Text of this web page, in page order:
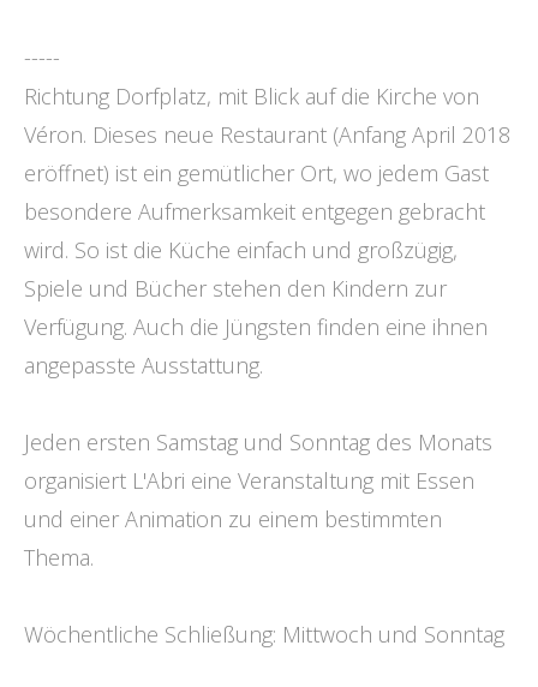
-----
Richtung Dorfplatz, mit Blick auf die Kirche von
Véron. Dieses neue Restaurant (Anfang April 2018
eröffnet) ist ein gemütlicher Ort, wo jedem Gast
besondere Aufmerksamkeit entgegen gebracht
wird. So ist die Küche einfach und großzügig,
Spiele und Bücher stehen den Kindern zur
Verfügung. Auch die Jüngsten finden eine ihnen
angepasste Ausstattung.
Jeden ersten Samstag und Sonntag des Monats
organisiert L'Abri eine Veranstaltung mit Essen
und einer Animation zu einem bestimmten
Thema.
Wöchentliche Schließung: Mittwoch und Sonntag